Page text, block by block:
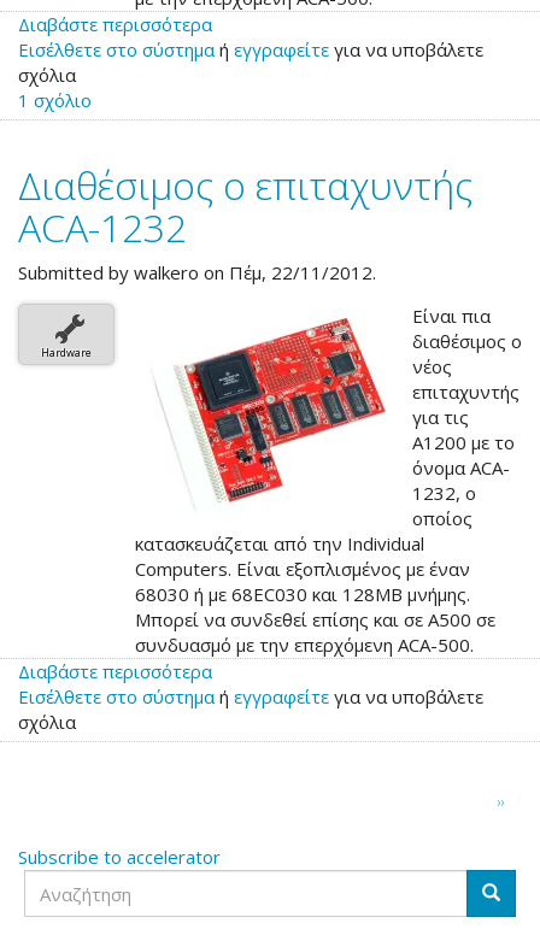
Διαβάστε περισσότερα
το
επιταχυντής
1220
Εισέλθετε στο σύστημα ή εγγραφείτε για να υποβάλετε
σχόλια
1 σχόλιο
Διαθέσιμος ο επιταχυντής
ACA-1232
Submitted by walkero on Πέμ, 22/11/2012.
Hardware
Είναι πια
διαθέσιμος ο
νέος
επιταχυντής
για τις
A1200 με το
όνομα ACA-
1232, ο
οποίος
κατασκευάζεται από την Individual
Computers. Είναι εξοπλισμένος με έναν
68030 ή με 68EC030 και 128MB μνήμης.
Μπορεί να συνδεθεί επίσης και σε A500 σε
συνδυασμό με την επερχόμενη ACA-500.
Διαβάστε περισσότεραγια
το
ο
Εισέλθετε στο σύστημαή εγγραφείτε για να υποβάλετε
σχόλια
Next
››
Subscribe to accelerator
Αναζήτηση